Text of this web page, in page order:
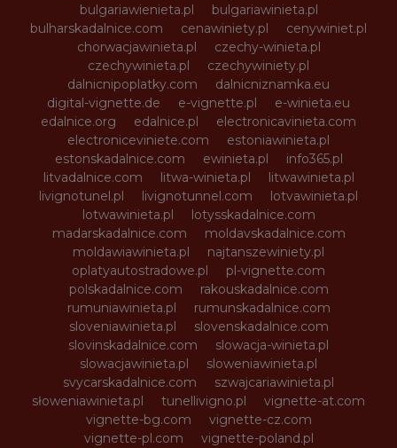
bulgariawienieta.pl
bulgariawinieta.pl
bulharskadalnice.com
cenawiniety.pl
cenywiniet.pl
chorwacjawinieta.pl
czechy-winieta.pl
czechywinieta.pl
czechywiniety.pl
dalnicnipoplatky.com
dalnicniznamka.eu
digital-vignette.de
e-vignette.pl
e-winieta.eu
edalnice.org
edalnice.pl
electronicavinieta.com
electroniceviniete.com
estoniawinieta.pl
estonskadalnice.com
ewinieta.pl
info365.pl
litvadalnice.com
litwa-winieta.pl
litwawinieta.pl
livignotunel.pl
livignotunnel.com
lotvawinieta.pl
lotwawinieta.pl
lotysskadalnice.com
madarskadalnice.com
moldavskadalnice.com
moldawiawinieta.pl
najtanszewiniety.pl
oplatyautostradowe.pl
pl-vignette.com
polskadalnice.com
rakouskadalnice.com
rumuniawinieta.pl
rumunskadalnice.com
sloveniawinieta.pl
slovenskadalnice.com
slovinskadalnice.com
slowacja-winieta.pl
slowacjawinieta.pl
sloweniawinieta.pl
svycarskadalnice.com
szwajcariawinieta.pl
słoweniawinieta.pl
tunellivigno.pl
vignette-at.com
vignette-bg.com
vignette-cz.com
vignette-pl.com
vignette-poland.pl